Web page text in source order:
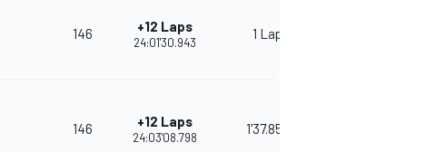
146 +12 Laps
24:01'30.943
1 Lap
146 +12 Laps
24:03'08.798
1'37.855